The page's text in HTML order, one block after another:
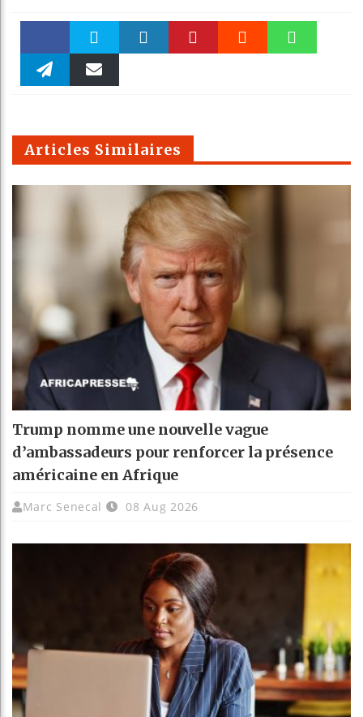
Faceboo Twitter
m
Articles Similaires
Trump nomme une nouvelle vague
d’ambassadeurs pour renforcer la présence
américaine en Afrique
Marc Senecal 08 Aug 2026